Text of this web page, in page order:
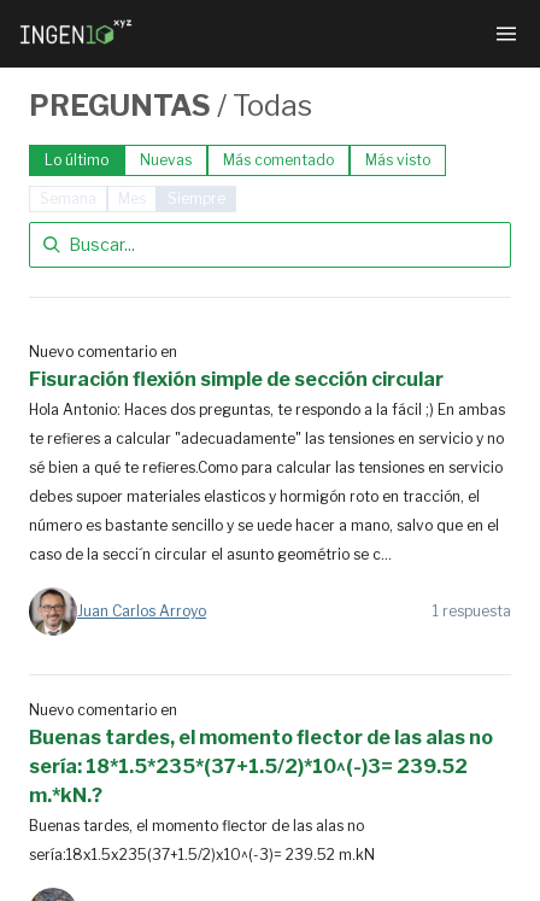
PREGUNTAS / Todas
Lo último Nuevas Más comentado Más visto
Semana Mes Siempre
Nuevo comentario en
Fisuración flexión simple de sección circular
Hola Antonio: Haces dos preguntas, te respondo a la fácil ;) En ambas
te refieres a calcular "adecuadamente" las tensiones en servicio y no
sé bien a qué te refieres.Como para calcular las tensiones en servicio
debes supoer materiales elasticos y hormigón roto en tracción, el
número es bastante sencillo y se uede hacer a mano, salvo que en el
caso de la secci´n circular el asunto geométrio se c...
Juan Carlos Arroyo 1 respuesta
Nuevo comentario en
Buenas tardes, el momento flector de las alas no
sería: 18*1.5*235*(37+1.5/2)*10^(-)3= 239.52
m.*kN.?
Buenas tardes, el momento flector de las alas no
sería:18x1.5x235(37+1.5/2)x10^(-3)= 239.52 m.kN